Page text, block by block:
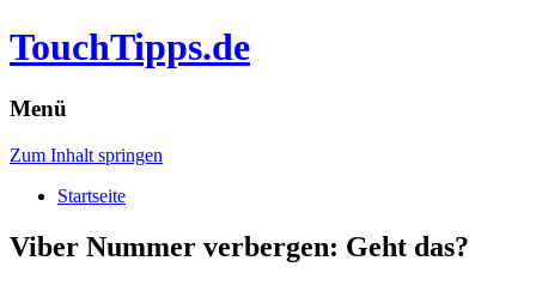
TouchTipps.de
Menü
Zum Inhalt springen
Startseite
Viber Nummer verbergen: Geht das?